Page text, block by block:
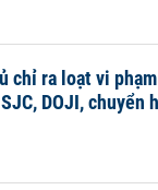
chỉ ra loạt vi
DOJI, chuyển